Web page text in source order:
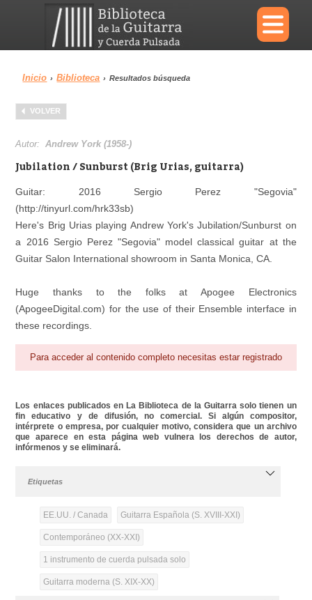
×
Menu
Biblioteca
Área personal
Inicio › Biblioteca › Resultados búsqueda
VOLVER
Autor:Andrew York (1958-)
Jubilation / Sunburst (Brig Urias, guitarra)
Guitar: 2016 Sergio Perez "Segovia"
(http://tinyurl.com/hrk33sb)
Here's Brig Urias playing Andrew York's Jubilation/Sunburst on
a 2016 Sergio Perez "Segovia" model classical guitar at the
Guitar Salon International showroom in Santa Monica, CA.
Huge thanks to the folks at Apogee Electronics
(ApogeeDigital.com) for the use of their Ensemble interface in
these recordings.
Para acceder al contenido completo necesitas estar registrado
Los enlaces publicados en La Biblioteca de la Guitarra solo tienen un
fin educativo y de difusión, no comercial. Si algún compositor,
intérprete o empresa, por cualquier motivo, considera que un archivo
que aparece en esta página web vulnera los derechos de autor,
infórmenos y se eliminará.
Etiquetas
EE.UU. / Canada Guitarra Española (S. XVIII-XXI)
Contemporáneo (XX-XXI)
1 instrumento de cuerda pulsada solo
Guitarra moderna (S. XIX-XX)